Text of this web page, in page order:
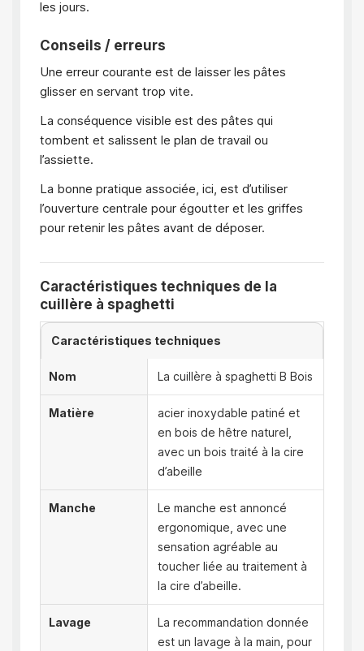
les jours.
Conseils / erreurs
Une erreur courante est de laisser les pâtes
glisser en servant trop vite.
La conséquence visible est des pâtes qui
tombent et salissent le plan de travail ou
l’assiette.
La bonne pratique associée, ici, est d’utiliser
l’ouverture centrale pour égoutter et les griffes
pour retenir les pâtes avant de déposer.
Caractéristiques techniques de la
cuillère à spaghetti
Caractéristiques techniques
Nom La cuillère à spaghetti B Bois
Matière
acier inoxydable patiné et
en bois de hêtre naturel,
avec un bois traité à la cire
d’abeille
Manche
Le manche est annoncé
ergonomique, avec une
sensation agréable au
toucher liée au traitement à
la cire d’abeille.
Lavage
La recommandation donnée
est un lavage à la main, pour